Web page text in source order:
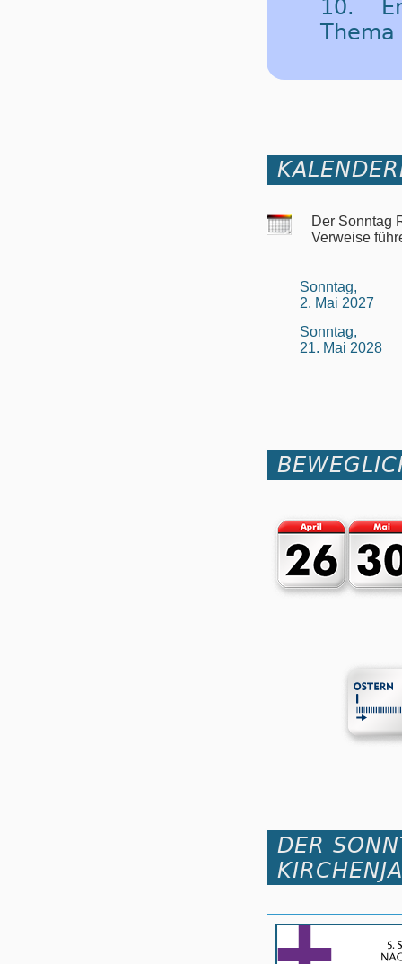
10.
Thema
Der Sonntag
Verweise
Sonntag,
2. Mai 2027
Sonntag,
21. Mai 2028
DER